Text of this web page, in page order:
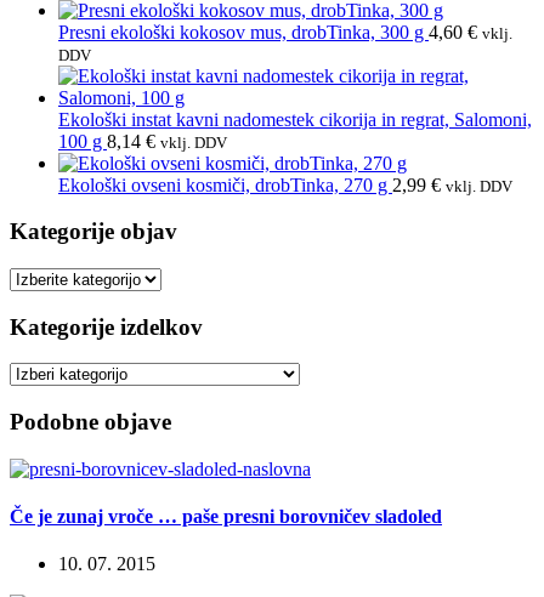
Presni ekološki kokosov mus, drobTinka, 300 g 4,60 € vklj.
DDV
Ekološki instat kavni nadomestek cikorija in regrat, Salomoni,
100 g 8,14 € vklj. DDV
Ekološki ovseni kosmiči, drobTinka, 270 g 2,99 € vklj. DDV
Kategorije objav
Kategorije
Kategorije izdelkov
Podobne objave
Če je zunaj vroče … paše presni borovničev sladoled
10. 07. 2015